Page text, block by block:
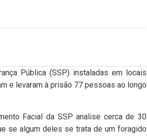
Pública (SSP) instaladas em locais
e levaram à prisão 77 pessoas ao longo
Facial da SSP analise cerca de 30
se algum deles se trata de um foragido